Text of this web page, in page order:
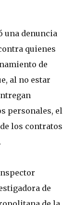
una denuncia
quienes
de
al no estar
personales, el
los contratos
de